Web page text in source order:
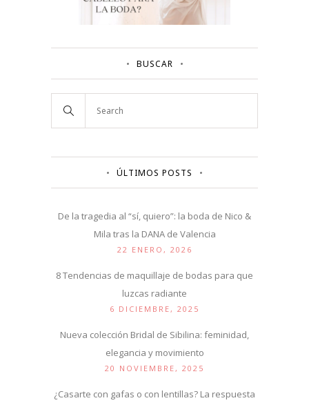
BUSCAR
ÚLTIMOS POSTS
De la tragedia al “sí, quiero”: la boda de Nico &
Mila tras la DANA de Valencia
22 ENERO, 2026
8 Tendencias de maquillaje de bodas para que
luzcas radiante
6 DICIEMBRE, 2025
Nueva colección Bridal de Sibilina: feminidad,
elegancia y movimiento
20 NOVIEMBRE, 2025
¿Casarte con gafas o con lentillas? La respuesta